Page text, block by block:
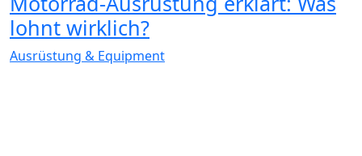
lohnt wirklich?
Ausrüstung & Equipment